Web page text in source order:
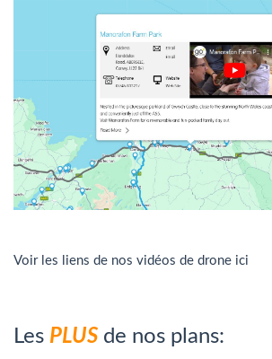
Voir les liens de nos vidéos de drone ici
Les PLUS de nos plans: